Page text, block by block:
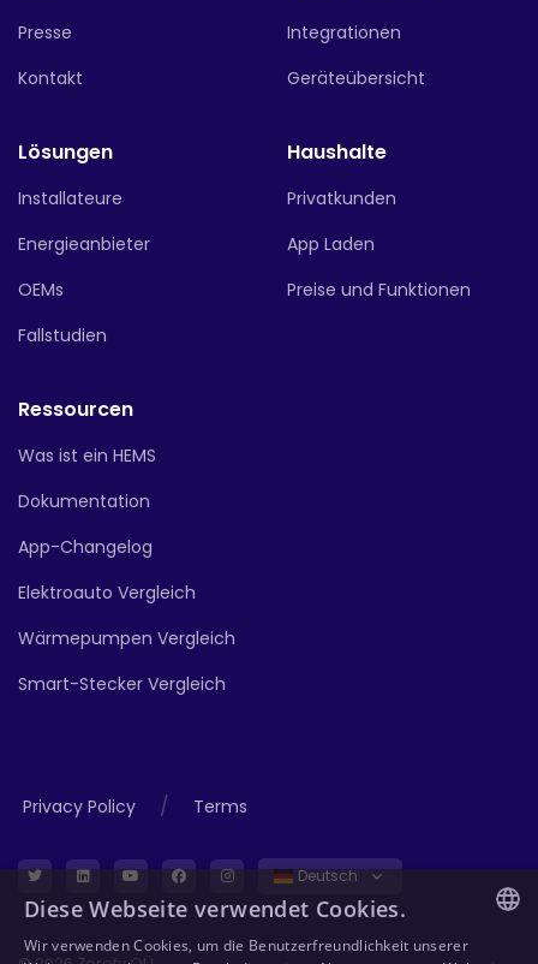
Presse
Kontakt
Integrationen
Geräteübersicht
Lösungen
Installateure
Energieanbieter
OEMs
Fallstudien
Haushalte
Privatkunden
App Laden
Preise und Funktionen
Ressourcen
Was ist ein HEMS
Dokumentation
App-Changelog
Elektroauto Vergleich
Wärmepumpen Vergleich
Smart-Stecker Vergleich
Privacy Policy / Terms
Deutsch
Diese Webseite verwendet Cookies.
Wir verwenden Cookies, um die Benutzerfreundlichkeit unserer